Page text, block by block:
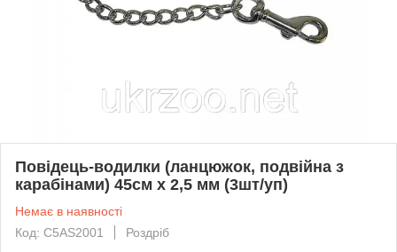
Повідець-водилки (ланцюжок, подвійна з
карабінами) 45см х 2,5 мм (3шт/уп)
Немає в наявності
Код: C5AS2001
Роздріб